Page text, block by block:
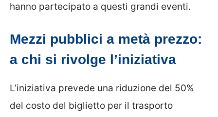
hanno partecipato a questi grandi eventi.
Mezzi pubblici a metà prezzo:
a chi si rivolge l’iniziativa
L’iniziativa prevede una riduzione del 50%
del costo del biglietto per il trasporto